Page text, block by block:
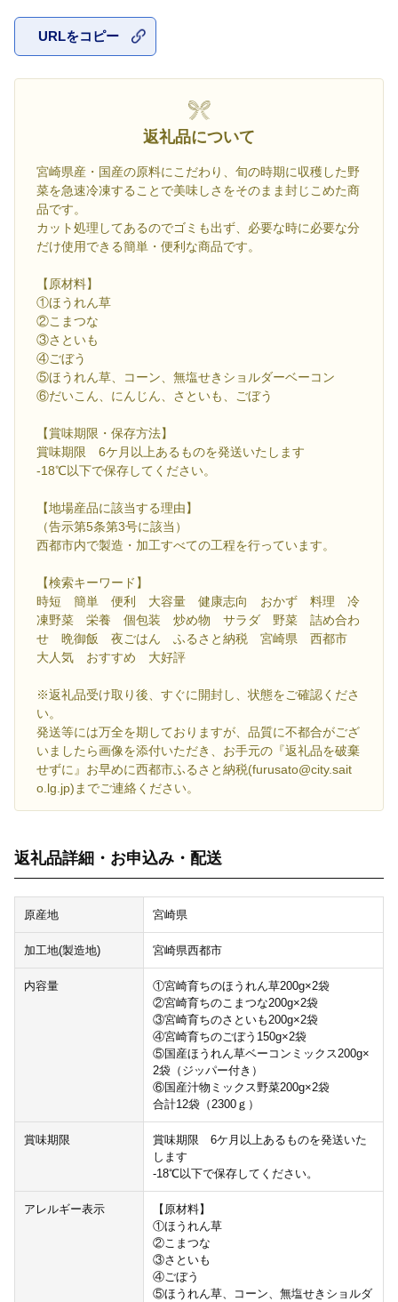
URLをコピー
返礼品について
宮崎県産・国産の原料にこだわり、旬の時期に収穫した野
菜を急速冷凍することで美味しさをそのまま封じこめた商
品です。
カット処理してあるのでゴミも出ず、必要な時に必要な分
だけ使用できる簡単・便利な商品です。
【原材料】
①ほうれん草
②こまつな
③さといも
④ごぼう
⑤ほうれん草、コーン、無塩せきショルダーベーコン
⑥だいこん、にんじん、さといも、ごぼう
【賞味期限・保存方法】
賞味期限 6ケ月以上あるものを発送いたします
-18℃以下で保存してください。
【地場産品に該当する理由】
（告示第5条第3号に該当）
西都市内で製造・加工すべての工程を行っています。
【検索キーワード】
時短 簡単 便利 大容量 健康志向 おかず 料理 冷
凍野菜 栄養 個包装 炒め物 サラダ 野菜 詰め合わ
せ 晩御飯 夜ごはん ふるさと納税 宮崎県 西都市
大人気 おすすめ 大好評
※返礼品受け取り後、すぐに開封し、状態をご確認くださ
い。
発送等には万全を期しておりますが、品質に不都合がござ
いましたら画像を添付いただき、お手元の『返礼品を破棄
せずに』お早めに西都市ふるさと納税(furusato@city.sait
o.lg.jp)までご連絡ください。
返礼品詳細・お申込み・配送
原産地 宮崎県
加工地(製造地) 宮崎県西都市
内容量
①宮崎育ちのほうれん草200g×2袋
②宮崎育ちのこまつな200g×2袋
③宮崎育ちのさといも200g×2袋
④宮崎育ちのごぼう150g×2袋
⑤国産ほうれん草ベーコンミックス200g×
2袋（ジッパー付き）
⑥国産汁物ミックス野菜200g×2袋
合計12袋（2300ｇ）
賞味期限
賞味期限 6ケ月以上あるものを発送いた
します
-18℃以下で保存してください。
アレルギー表示
【原材料】
①ほうれん草
②こまつな
③さといも
④ごぼう
⑤ほうれん草、コーン、無塩せきショルダ